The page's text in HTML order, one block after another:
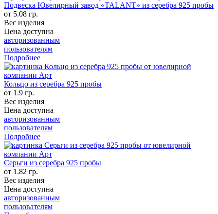
Подвеска Ювелирный завод «TALANT» из серебра 925 пробы
от 5.08 гр.
Вес изделия
Цена доступна
авторизованным
пользователям
Подробнее
Кольцо из серебра 925 пробы
от 1.9 гр.
Вес изделия
Цена доступна
авторизованным
пользователям
Подробнее
Серьги из серебра 925 пробы
от 1.82 гр.
Вес изделия
Цена доступна
авторизованным
пользователям